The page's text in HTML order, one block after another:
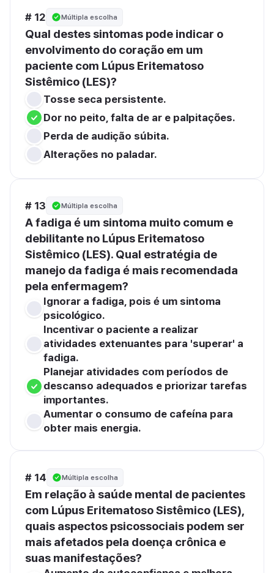
# 12 Múltipla escolha
Qual destes sintomas pode indicar o
envolvimento do coração em um
paciente com Lúpus Eritematoso
Sistêmico (LES)?
Tosse seca persistente.
Dor no peito, falta de ar e palpitações.
Perda de audição súbita.
Alterações no paladar.
# 13 Múltipla escolha
A fadiga é um sintoma muito comum e
debilitante no Lúpus Eritematoso
Sistêmico (LES). Qual estratégia de
manejo da fadiga é mais recomendada
pela enfermagem?
Ignorar a fadiga, pois é um sintoma
psicológico.
Incentivar o paciente a realizar
atividades extenuantes para 'superar' a
fadiga.
Planejar atividades com períodos de
descanso adequados e priorizar tarefas
importantes.
Aumentar o consumo de cafeína para
obter mais energia.
# 14 Múltipla escolha
Em relação à saúde mental de pacientes
com Lúpus Eritematoso Sistêmico (LES),
quais aspectos psicossociais podem ser
mais afetados pela doença crônica e
suas manifestações?